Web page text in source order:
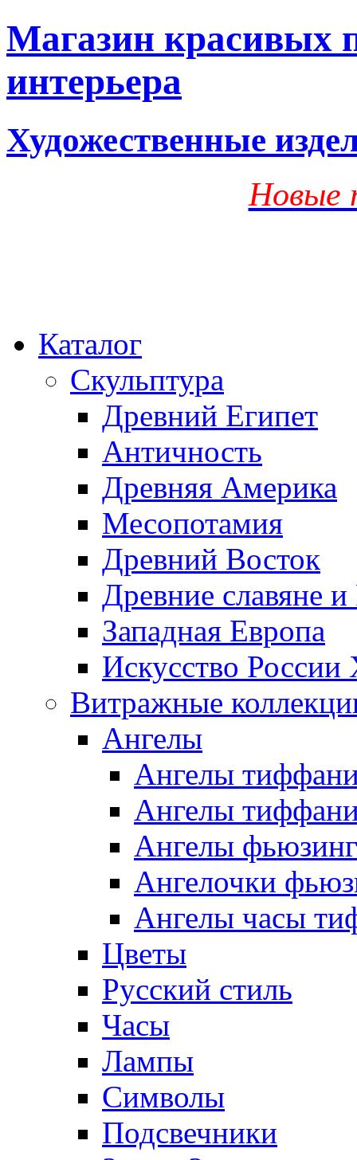
Магазин красивых
интерьера
Художественные
Новые
Каталог
Скульптура
Древний Египет
Античность
Древняя Америка
Месопотамия
Древний Восток
Древние славяне и
Западная Европа
Искусство
Витражные
Ангелы
Ангелы
Ангелы
Ангелы фьюзинг
Ангелочки
Ангелы часы
Цветы
Русский стиль
Часы
Лампы
Символы
Подсвечники